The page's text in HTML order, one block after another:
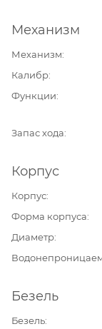
Механизм
Механизм
Калибр
Функции
Запас хода
Корпус
Корпус
Форма корпуса
Диаметр
Безель
Безель